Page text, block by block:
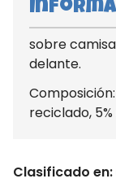
sobre
delante.
reciclado,
Clasificado en: